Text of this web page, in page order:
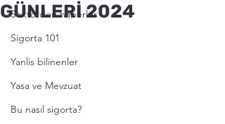
Sektörden haberler
Sigorta 101
Yanlis bilinenler
Yasa ve Mevzuat
Bu nasıl sigorta?
GÜNLERİ 2024